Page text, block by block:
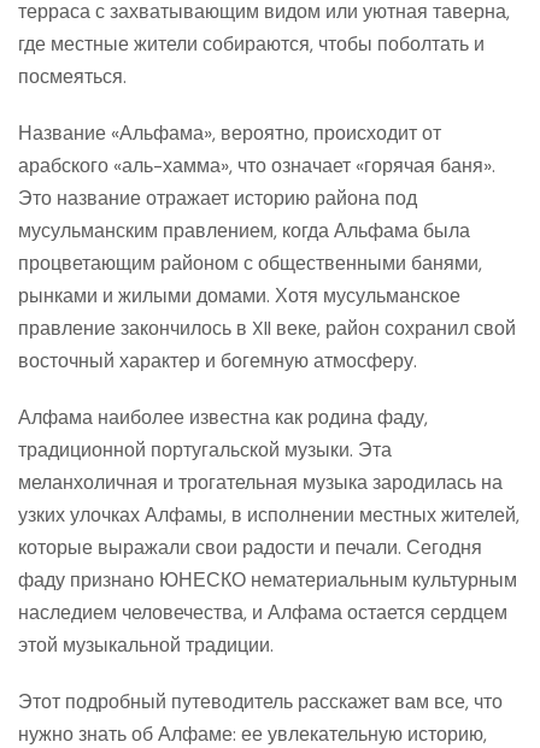
терраса с захватывающим видом или уютная таверна,
где местные жители собираются, чтобы поболтать и
посмеяться.
Название «Альфама», вероятно, происходит от
арабского «аль-хамма», что означает «горячая баня».
Это название отражает историю района под
мусульманским правлением, когда Альфама была
процветающим районом с общественными банями,
рынками и жилыми домами. Хотя мусульманское
правление закончилось в XII веке, район сохранил свой
восточный характер и богемную атмосферу.
Алфама наиболее известна как родина фаду,
традиционной португальской музыки. Эта
меланхоличная и трогательная музыка зародилась на
узких улочках Алфамы, в исполнении местных жителей,
которые выражали свои радости и печали. Сегодня
фаду признано ЮНЕСКО нематериальным культурным
наследием человечества, и Алфама остается сердцем
этой музыкальной традиции.
Этот подробный путеводитель расскажет вам все, что
нужно знать об Алфаме: ее увлекательную историю,